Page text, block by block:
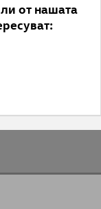
от нашата